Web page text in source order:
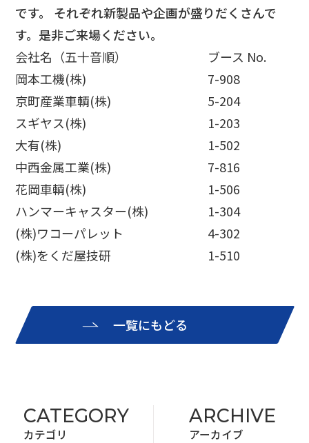
です。 それぞれ新製品や企画が盛りだくさんで
す。是非ご来場ください。
会社名（五十音順）
ブース No.
岡本工機(株)
7-908
京町産業車輌(株)
5-204
スギヤス(株)
1-203
大有(株)
1-502
中西金属工業(株)
7-816
花岡車輌(株)
1-506
ハンマーキャスター(株)
1-304
(株)ワコーパレット
4-302
(株)をくだ屋技研
1-510
一覧にもどる
CATEGORY
カテゴリ
ARCHIVE
アーカイブ